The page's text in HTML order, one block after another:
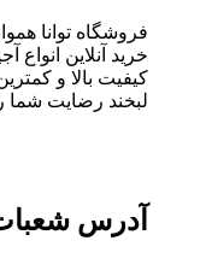
فروشگاه توانا
خرید آنلاین
کیفیت بالا و
لبخند رضایت شما
آدرس